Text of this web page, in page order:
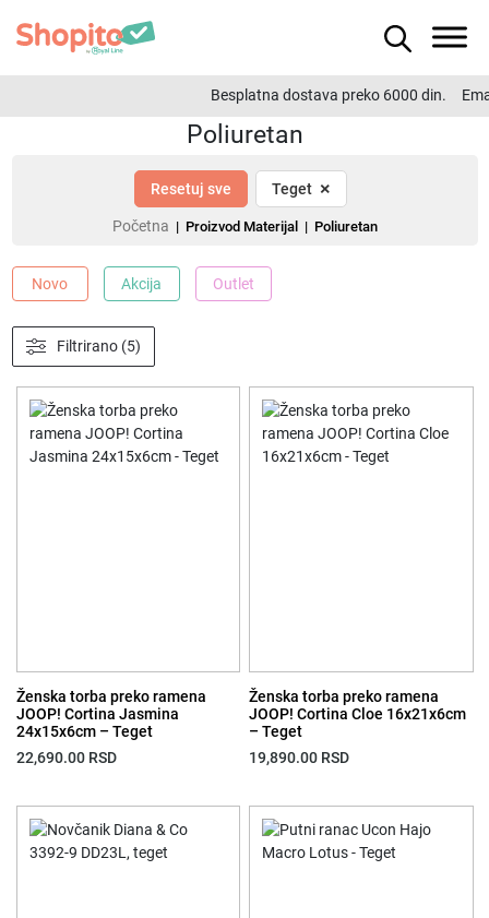
Besplatna dostava preko 6000 din.
Poliuretan
Resetuj sve Teget ×
Početna | Proizvod Materijal | Poliuretan
Novo Akcija Outlet
Filtrirano (5)
Ženska torba preko ramena
JOOP! Cortina Jasmina
24x15x6cm – Teget
22,690.00 RSD
Ženska torba preko ramena
JOOP! Cortina Cloe 16x21x6cm
– Teget
19,890.00 RSD